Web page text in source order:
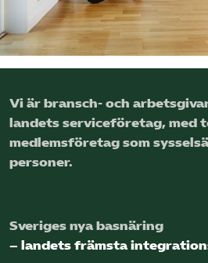
Logga in på Arbetsgivarguiden
Press
In English
Beställ trycksaker
Vi är bransch- och
landets service­företag, med
medlems­företag som
personer.
Sveriges nya basnäring
– landets främsta